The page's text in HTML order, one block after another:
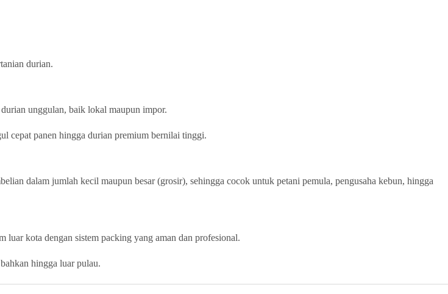
durian.
unggulan, baik lokal maupun impor.
cepat panen hingga durian premium bernilai tinggi.
dalam jumlah kecil maupun besar (grosir), sehingga cocok untuk petani pemula, pengusaha kebun, hingga
kota dengan sistem packing yang aman dan profesional.
hingga luar pulau.